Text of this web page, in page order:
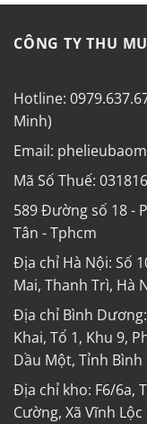
CÔNG TY THU
Hotline:
Minh)
Email:
Mã Số Thuế:
589 Đường số 18 -
Tân - Tphcm
Địa chỉ Hà Nội: Số
Mai, Thanh Trì, Hà
Địa chỉ Bình
Khai, Tổ 1, Khu 9,
Dầu Một, Tỉnh
Địa chỉ kho: F6/6a,
Cường, Xã Vĩnh